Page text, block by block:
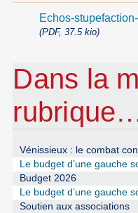
Echos-
(PDF, 37.5 kio)
Dans la
Vénissieux : le combat
Le budget d’une gauche
Budget 2026
Le budget d’une gauche
Soutien aux associations